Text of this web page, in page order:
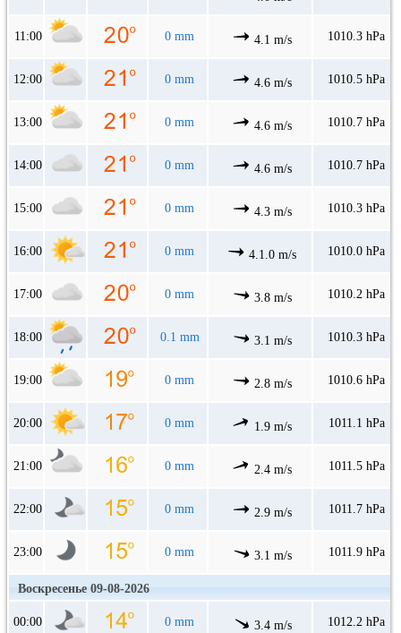
11:00 0 mm 4.1 m/s 1010.3 hPa
12:00 0 mm 4.6 m/s 1010.5 hPa
13:00 0 mm 4.6 m/s 1010.7 hPa
14:00 0 mm 4.6 m/s 1010.7 hPa
15:00 0 mm 4.3 m/s 1010.3 hPa
16:00 0 mm 4.1.0 m/s 1010.0 hPa
17:00 0 mm 3.8 m/s 1010.2 hPa
18:00 0.1 mm 3.1 m/s 1010.3 hPa
19:00 0 mm 2.8 m/s 1010.6 hPa
20:00 0 mm 1.9 m/s 1011.1 hPa
21:00 0 mm 2.4 m/s 1011.5 hPa
22:00 0 mm 2.9 m/s 1011.7 hPa
23:00 0 mm 3.1 m/s 1011.9 hPa
Воскресенье 09-08-2026
00:00 0 mm 3.4 m/s 1012.2 hPa